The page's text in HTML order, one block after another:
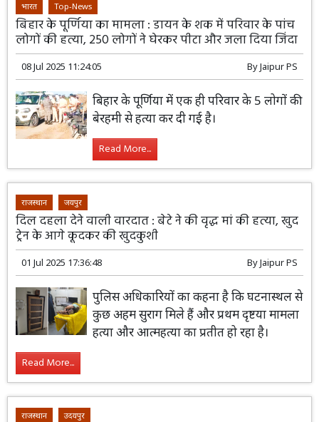
भारत Top-News
बिहार के पूर्णिया का मामला : डायन के शक में परिवार के पांच
लोगों की हत्या, 250 लोगों ने घेरकर पीटा और जला दिया जिंदा
08 Jul 2025 11:24:05 ByJaipur PS
बिहार के पूर्णिया में एक ही परिवार के 5 लोगों की
बेरहमी से हत्या कर दी गई है।
Read More...
राजस्थान जयपुर
दिल दहला देने वाली वारदात : बेटे ने की वृद्ध मां की हत्या, खुद
ट्रेन के आगे कूदकर की खुदकुशी
01 Jul 2025 17:36:48 ByJaipur PS
पुलिस अधिकारियों का कहना है कि घटनास्थल से
कुछ अहम सुराग मिले हैं और प्रथम दृष्टया मामला
हत्या और आत्महत्या का प्रतीत हो रहा है।
Read More...
राजस्थान उदयपुर